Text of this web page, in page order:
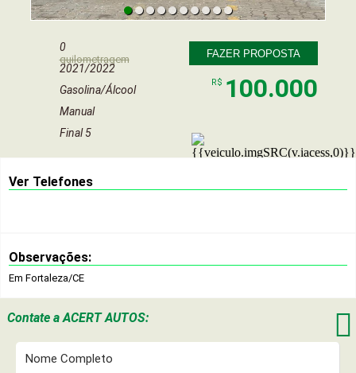
0
quilometragem
2021/2022
Gasolina/Álcool
Manual
Final 5
FAZER PROPOSTA
R$ 100.000
Ver Telefones
Observações:
Em Fortaleza/CE
Contate aACERT AUTOS: 